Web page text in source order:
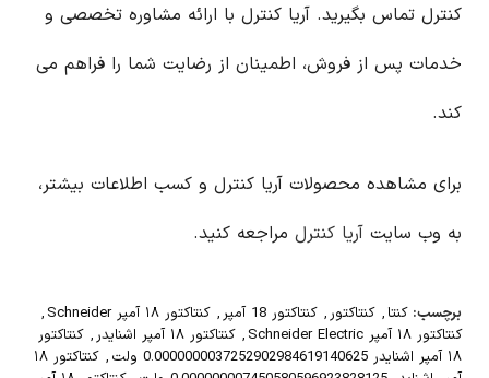
کنترل تماس بگیرید. آریا کنترل با ارائه مشاوره تخصصی و
خدمات پس از فروش، اطمینان از رضایت شما را فراهم می
کند.
برای مشاهده محصولات آریا کنترل و کسب اطلاعات بیشتر،
به وب سایت آریا کنترل مراجعه کنید.
برچسب: کنتا , کنتاکتور, کنتاکتور 18 آمپر , کنتاکتور ۱۸ آمپر Schneider
,
کنتاکتور ۱۸ آمپر Schneider Electric
, کنتاکتور ۱۸ آمپر اشنایدر , کنتاکتور
۱۸ آمپر اشنایدر 0.0000000037252902984619140625 ولت
,
کنتاکتور ۱۸